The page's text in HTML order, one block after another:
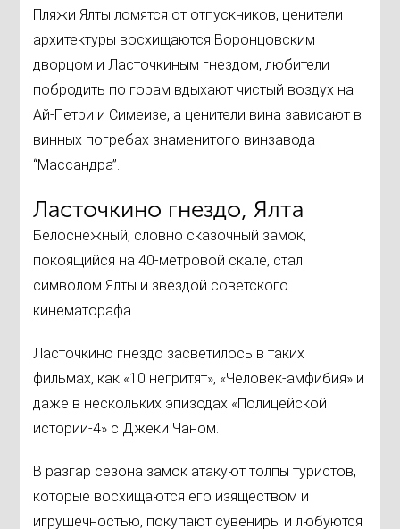
Пляжи Ялты ломятся от отпускников, ценители
архитектуры восхищаются Воронцовским
дворцом и Ласточкиным гнездом, любители
побродить по горам вдыхают чистый воздух на
Ай-Петри и Симеизе, а ценители вина зависают в
винных погребах знаменитого винзавода
“Массандра”.
Ласточкино гнездо, Ялта
Белоснежный, словно сказочный замок,
покоящийся на 40-метровой скале, стал
символом Ялты и звездой советского
кинематорафа.
Ласточкино гнездо засветилось в таких
фильмах, как «10 негритят», «Человек-амфибия» и
даже в нескольких эпизодах «Полицейской
истории-4» с Джеки Чаном.
В разгар сезона замок атакуют толпы туристов,
которые восхищаются его изяществом и
игрушечностью, покупают сувениры и любуются